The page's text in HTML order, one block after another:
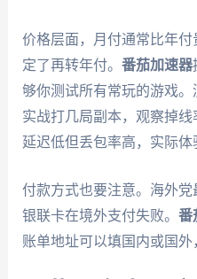
价格层面，月付通常比年
定了再转年付。 番茄加速器
够你测试所有常玩的游戏
实战打几局副本，观察掉
延迟低但丢包率高，实际体
付款方式也要注意。海外党
银联卡在境外支付失败。 番
账单地址可以填国内或国外